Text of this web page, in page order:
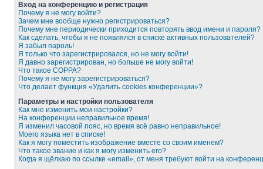
Вход на конференцию и регистрация
Почему я не могу войти?
Зачем мне вообще нужно регистрироваться?
Почему мне периодически приходится повторять ввод имени и пароля?
Как сделать, чтобы я не появлялся в списке активных пользователей?
Я забыл пароль!
Я только что зарегистрировался, но не могу войти!
Я давно зарегистрирован, но больше не могу войти!
Что такое COPPA?
Почему я не могу зарегистрироваться?
Что делает функция «Удалить cookies конференции»?
Параметры и настройки пользователя
Как мне изменить мои настройки?
На конференции неправильное время!
Я изменил часовой пояс, но время всё равно неправильное!
Моего языка нет в списке!
Как я могу поместить изображение вместе со своим именем?
Что такое звание и как я могу изменить его?
Когда я щёлкаю по ссылке «email», от меня требуют войти на